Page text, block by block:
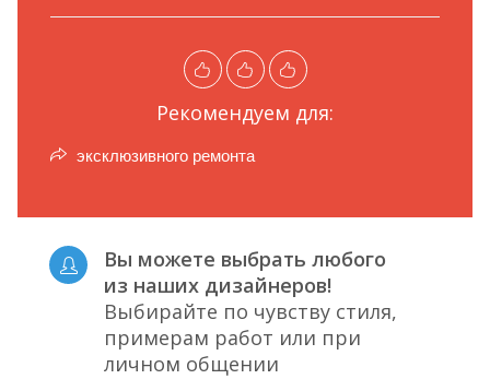
Рекомендуем для:
эксклюзивного ремонта
Вы можете выбрать любого
из наших дизайнеров!
Выбирайте по чувству стиля,
примерам работ или при
личном общении